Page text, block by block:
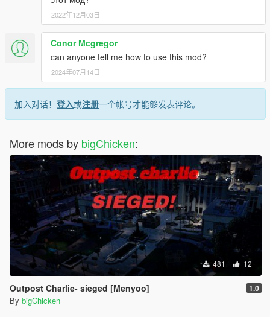
2022年12月03日
Conor Mcgregor
can anyone tell me how to use this mod?
2024年07月14日
加入对话！ 登入或注册一个帐号才能够发表评论。
More mods by bigChicken:
481 12
Outpost Charlie- sieged [Menyoo] 1.0
By bigChicken